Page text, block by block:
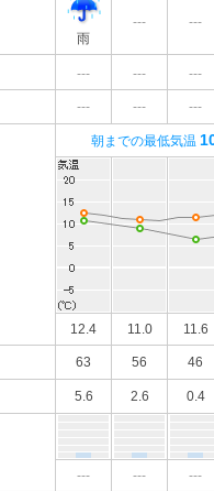
雨
--- ---
--- --- ---
--- --- ---
朝までの最低気温
12.4 11.0 11.6
63 56 46
5.6 2.6 0.4
--- --- ---